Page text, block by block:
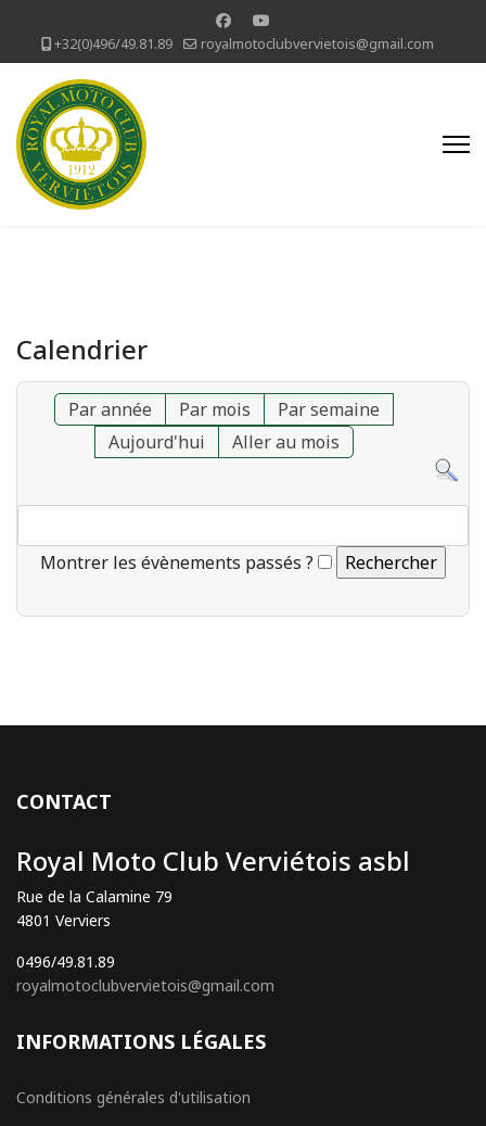
+32(0)496/49.81.89 royalmotoclubvervietois@gmail.com
Calendrier
Par année Par mois
Par semaine
Aujourd'hui
Aller au mois
Montrer les évènements passés ?
CONTACT
Royal Moto Club Verviétois asbl
Rue de la Calamine 79
4801 Verviers
0496/49.81.89
royalmotoclubvervietois@gmail.com
INFORMATIONS LÉGALES
Conditions générales d'utilisation